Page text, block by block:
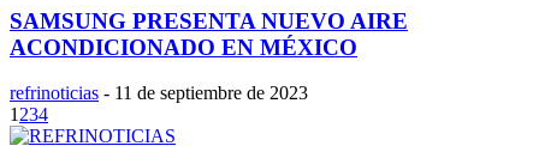
SAMSUNG PRESENTA NUEVO AIRE
ACONDICIONADO EN MÉXICO
refrinoticias - 11 de septiembre de 2023
1 234